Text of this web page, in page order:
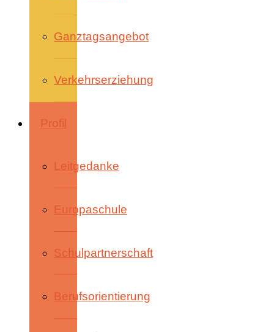
Ganztagsangebot
Verkehrserziehung
Profil
Leitgedanke
Europaschule
Schulpartnerschaft
Berufsorientierung